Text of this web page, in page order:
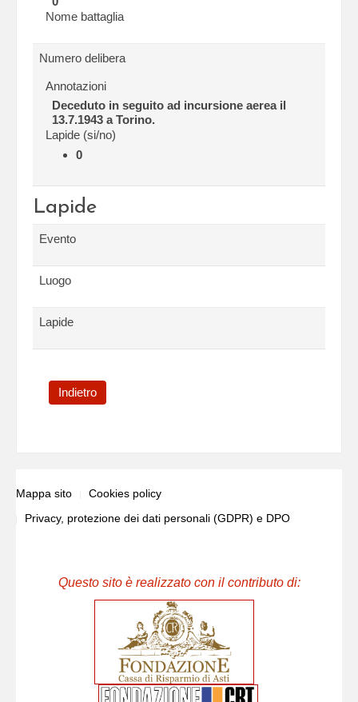
Nome battaglia
Numero delibera
Annotazioni
Deceduto in seguito ad incursione aerea il
13.7.1943 a Torino.
Lapide (si/no)
0
Lapide
Evento
Luogo
Lapide
Indietro
Mappa sito
Cookies policy
Privacy, protezione dei dati personali (GDPR) e DPO
Questo sito è realizzato con il contributo di: